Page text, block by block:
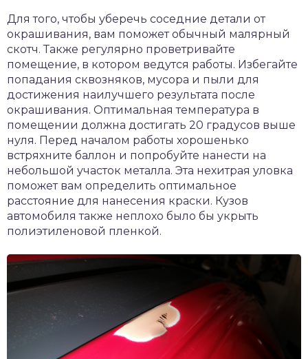
Для того, чтобы уберечь соседние детали от
окрашивания, вам поможет обычный малярный
скотч. Также регулярно проветривайте
помещение, в котором ведутся работы. Избегайте
попадания сквозняков, мусора и пыли для
достижения наилучшего результата после
окрашивания. Оптимальная температура в
помещении должна достигать 20 градусов выше
нуля. Перед началом работы хорошенько
встряхните баллон и попробуйте нанести на
небольшой участок металла. Эта нехитрая уловка
поможет вам определить оптимальное
расстояние для нанесения краски. Кузов
автомобиля также неплохо было бы укрыть
полиэтиленовой пленкой.